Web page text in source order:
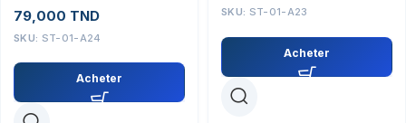
79,000 TND
SKU: ST-01-A24
Acheter
SKU: ST-01-A23
Acheter